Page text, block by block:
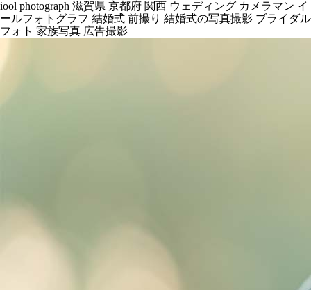
iool photograph 滋賀県 京都府 関西 ウェディング カメラマン イ
ールフォトグラフ 結婚式 前撮り 結婚式の写真撮影 ブライダル
フォト 家族写真 広告撮影